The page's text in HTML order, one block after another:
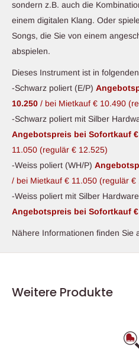
sondern z.B. auch die
einem digitalen Klang. Oder
Songs, die Sie von einem
abspielen.
Dieses Instrument ist in
-Schwarz poliert (E/P)
10.250 / bei Mietkauf € 10.490
-Schwarz poliert mit Silber
Angebotspreis bei Sofortkauf €
11.050 (regulär € 12.525)
-Weiss poliert (WH/P)
/ bei Mietkauf € 11.050 (regulär €
-Weiss poliert mit Silber
Angebotspreis bei Sofortkauf €
Nähere Informationen finden Sie
Weitere Produkte